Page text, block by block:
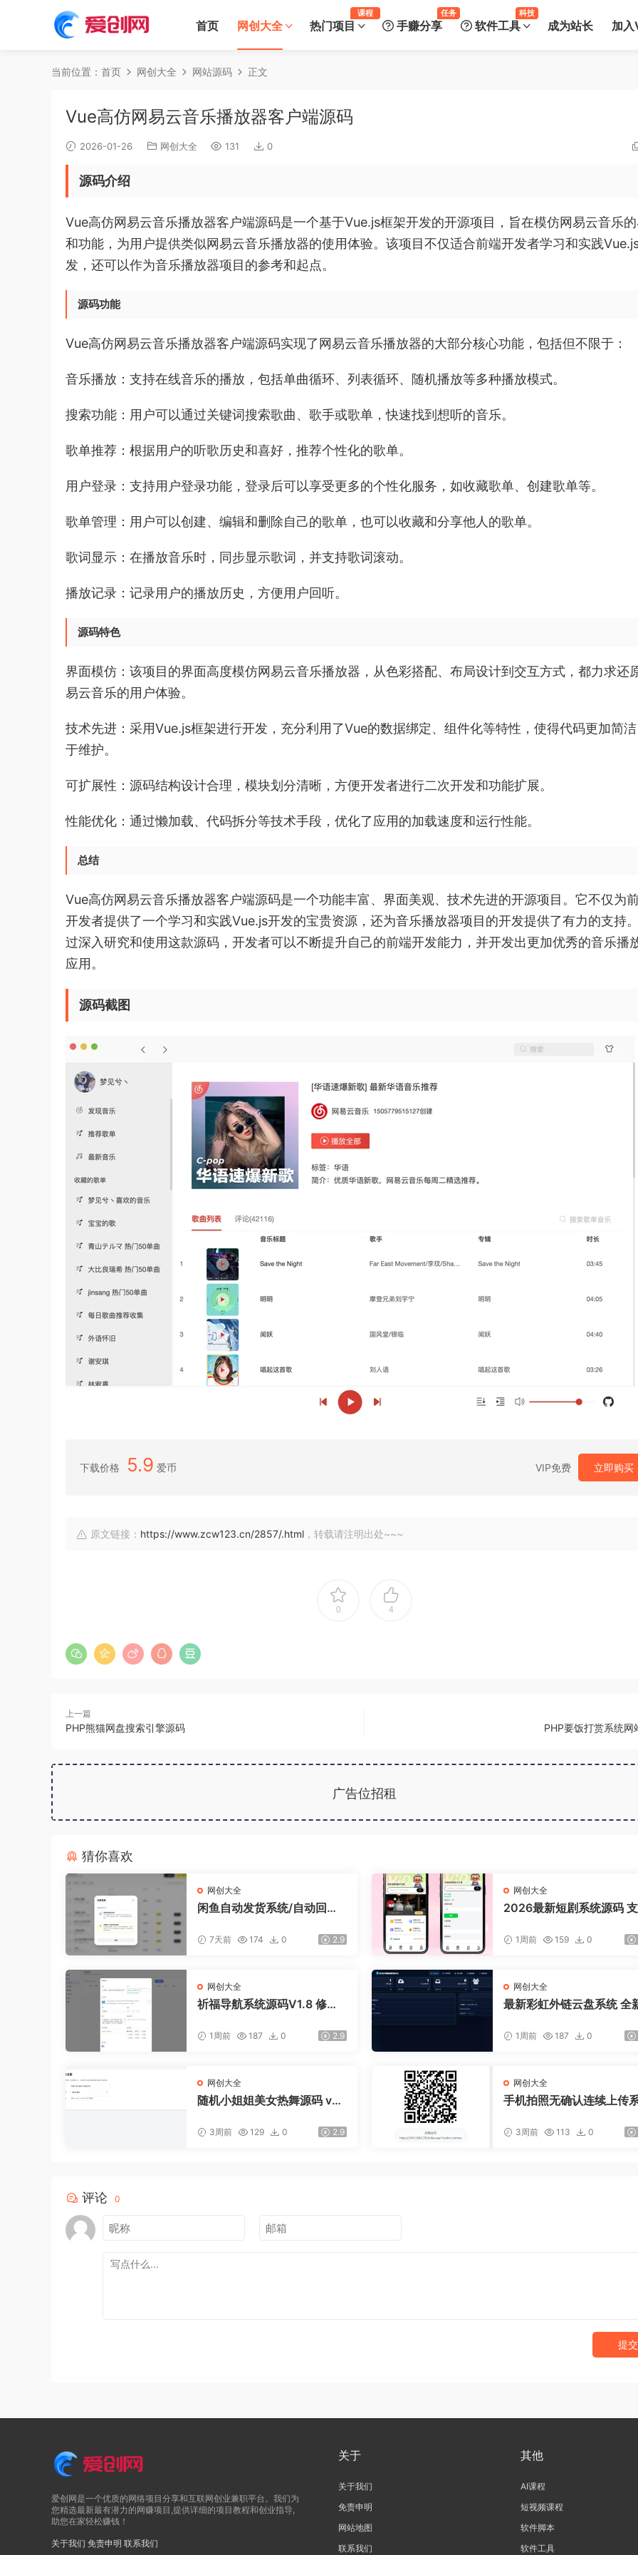
首页 网创大全 热门项目
课程
手赚分享
任务
软件工具
科技
成为站长 加入
当前位置： 首页 网创大全 网站源码 正文
Vue高仿网易云音乐播放器客户端源码
2026-01-26 网创大全 131 0
源码介绍
Vue高仿网易云音乐播放器客户端源码是一个基于Vue.js框架开发的开源项目，旨在模仿网易云音乐
和功能，为用户提供类似网易云音乐播放器的使用体验。该项目不仅适合前端开发者学习和实践
发，还可以作为音乐播放器项目的参考和起点。
源码功能
Vue高仿网易云音乐播放器客户端源码实现了网易云音乐播放器的大部分核心功能，包括但不限于：
音乐播放：支持在线音乐的播放，包括单曲循环、列表循环、随机播放等多种播放模式。
搜索功能：用户可以通过关键词搜索歌曲、歌手或歌单，快速找到想听的音乐。
歌单推荐：根据用户的听歌历史和喜好，推荐个性化的歌单。
用户登录：支持用户登录功能，登录后可以享受更多的个性化服务，如收藏歌单、创建歌单等。
歌单管理：用户可以创建、编辑和删除自己的歌单，也可以收藏和分享他人的歌单。
歌词显示：在播放音乐时，同步显示歌词，并支持歌词滚动。
播放记录：记录用户的播放历史，方便用户回听。
源码特色
界面模仿：该项目的界面高度模仿网易云音乐播放器，从色彩搭配、布局设计到交互方式，都力求还
易云音乐的用户体验。
技术先进：采用Vue.js框架进行开发，充分利用了Vue的数据绑定、组件化等特性，使得代码更加简
于维护。
可扩展性：源码结构设计合理，模块划分清晰，方便开发者进行二次开发和功能扩展。
性能优化：通过懒加载、代码拆分等技术手段，优化了应用的加载速度和运行性能。
总结
Vue高仿网易云音乐播放器客户端源码是一个功能丰富、界面美观、技术先进的开源项目。它不仅为
开发者提供了一个学习和实践Vue.js开发的宝贵资源，还为音乐播放器项目的开发提供了有力的支持
过深入研究和使用这款源码，开发者可以不断提升自己的前端开发能力，并开发出更加优秀的音乐播
应用。
源码截图
下载价格 5.9 爱币 VIP免费 立即购买
原文链接： https://www.zcw123.cn/2857/.html ，转载请注明出处~~~
0 4
上一篇
PHP熊猫网盘搜索引擎源码 PHP要饭打赏系统网
广告位招租
猜你喜欢
网创大全
闲鱼自动发货系统/自动回复/
7天前 174 0 2.9
网创大全
2026最新短剧系统源码 支
1周前 159 0
网创大全
祈福导航系统源码V1.8 修复B
1周前 187 0 2.9
网创大全
最新彩虹外链云盘系统 全
1周前 187 0
网创大全
随机小姐姐美女热舞源码 v6.
3周前 129 0 2.9
网创大全
手机拍照无确认连续上传
3周前 113 0
评论 0
提交
爱创网是一个优质的网络项目分享和互联网创业兼职平台。我们为
您精选最新最有潜力的网赚项目,提供详细的项目教程和创业指导,
助您在家轻松赚钱！
关于我们 免责申明 联系我们
关于
关于我们
免责申明
网站地图
联系我们
其他
AI课程
短视频课程
软件脚本
软件工具